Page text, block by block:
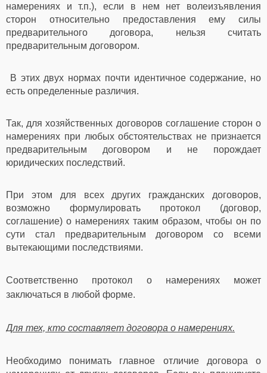
намерениях и т.п.), если в нем нет волеизъявления
сторон относительно предоставления ему силы
предварительного договора, нельзя считать
предварительным договором.
В этих двух нормах почти идентичное содержание, но
есть определенные различия.
Так, для хозяйственных договоров соглашение сторон о
намерениях при любых обстоятельствах не признается
предварительным договором и не порождает
юридических последствий.
При этом для всех других гражданских договоров,
возможно формулировать протокол (договор,
соглашение) о намерениях таким образом, чтобы он по
сути стал предварительным договором со всеми
вытекающими последствиями.
Соответственно протокол о намерениях может
заключаться в любой форме.
Для тех, кто составляет договора о намерениях.
Необходимо понимать главное отличие договора о